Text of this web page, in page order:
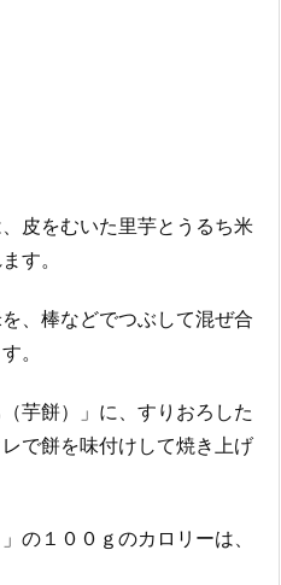
皮をむいた里芋とうるち米
す。
、棒などでつぶして混ぜ合
。
芋餅）」に、すりおろした
で餅を味付けして焼き上げ
の１００ｇのカロリーは、